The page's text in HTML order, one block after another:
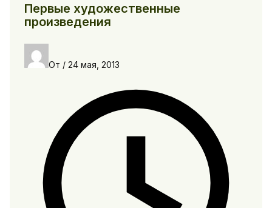
Первые художественные
произведения
От / 24 мая, 2013